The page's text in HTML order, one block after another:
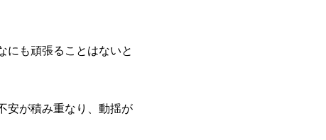
にも頑張ることはないと
安が積み重なり、動揺が